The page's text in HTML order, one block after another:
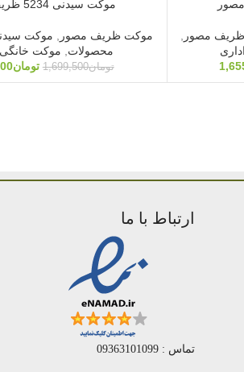
مصور
موکت سیدنی 5234 ظریف مصور
موکت ظریف مصور موکت
محصولات
موکت خانگی
تومان1,699,500 تومان
ارتباط با ما
تماس : 09363101099